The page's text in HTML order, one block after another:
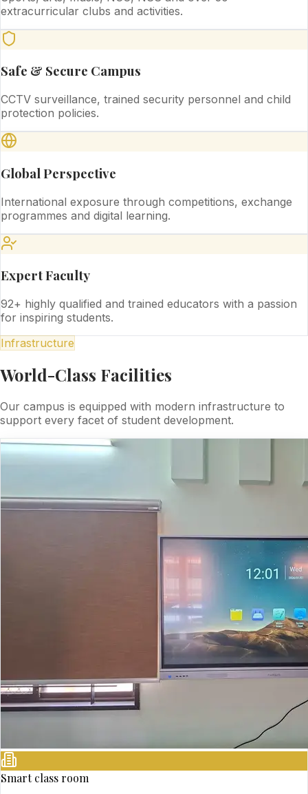
extracurricular clubs and activities.
Safe & Secure Campus
CCTV surveillance, trained security personnel and child
protection policies.
Global Perspective
International exposure through competitions, exchange
programmes and digital learning.
Expert Faculty
92+ highly qualified and trained educators with a passion
for inspiring students.
Infrastructure
World-Class Facilities
Our campus is equipped with modern infrastructure to
support every facet of student development.
Smart class room